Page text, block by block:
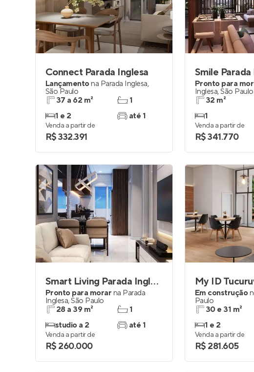
Connect Parada Inglesa
Lançamentona Parada Inglesa,
São Paulo
37 a 62 m²
1 e 2
1
até 1
Venda a partir de
R$ 332.391
Smile
Pronto para
Inglesa,São Paulo
32 m²
1
Venda a partir de
R$ 341.770
Smart Living Parada Inglesa
Pronto para morar na Parada
Inglesa,São Paulo
28 a 39 m²
studio a 2
1
até 1
Venda a partir de
R$ 260.000
My ID
Em construção
Paulo
30 e 31 m²
1 e 2
Venda a partir de
R$ 281.605